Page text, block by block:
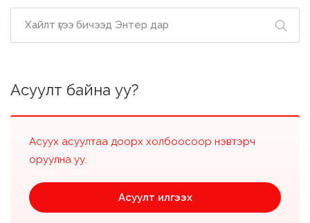
Асуулт байна уу?
Асуух асуултаа доорх холбоосоор нэвтэрч
оруулна уу.
Асуулт илгээх